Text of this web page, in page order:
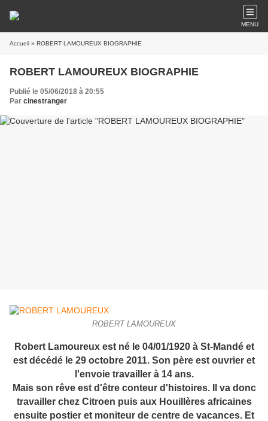
MENU
Accueil » ROBERT LAMOUREUX BIOGRAPHIE
ROBERT LAMOUREUX BIOGRAPHIE
Publié le 05/06/2018 à 20:55
Par cinestranger
ROBERT LAMOUREUX
Robert Lamoureux est né le 04/01/1920 à St-Mandé et
est décédé le 29 octobre 2011. Son père est ouvrier et
l'envoie travailler à 14 ans.
Mais son rêve est d'être conteur d'histoires. Il va donc
travailler chez Citroen puis aux Houillères africaines
ensuite postier et moniteur de centre de vacances. Et